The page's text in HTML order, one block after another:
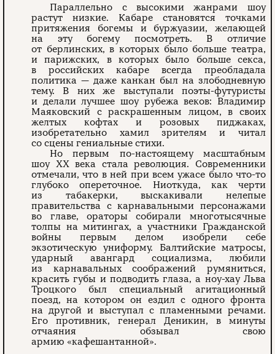
Параллельно с высокими жанрами шоу
растут низкие. Кабаре становятся точками
притяжения богемы и буржуазии, желающей
на эту богему посмотреть. В отличие
от берлинских, в которых было больше театра,
и парижских, в которых было больше секса,
в российских кабаре всегда преобладала
политика — даже канкан был на злободневную
тему. В них же выступали поэты-футуристы
и делали лучшее шоу рубежа веков: Владимир
Маяковский с раскрашенным лицом, в своих
желтых кофтах и розовых пиджаках,
изобретательно хамил зрителям и читал
со сцены гениальные стихи.
Но первым по-настоящему масштабным
шоу ХХ века стала революция. Современники
отмечали, что в ней при всем ужасе было что-то
глубоко опереточное. Ниоткуда, как черти
из табакерки, выскакивали нелепые
правительства с карнавальными персонажами
во главе, ораторы собирали многотысячные
толпы на митингах, а участники Гражданской
войны первым делом изобрели себе
экзотическую униформу. Балтийские матросы,
ударный авангард социализма, любили
из карнавальных соображений румяниться,
красить губы и подводить глаза, а ноу-хау Льва
Троцкого был специальный агитационный
поезд, на котором он ездил с одного фронта
на другой и выступал с пламенными речами.
Его противник, генерал Деникин, в минуты
отчаяния обзывал свою
армию «кафешантанной».